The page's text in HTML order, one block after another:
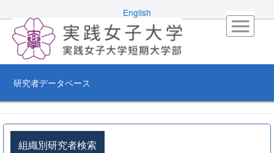
English
研究者データベース
組織別研究者検索